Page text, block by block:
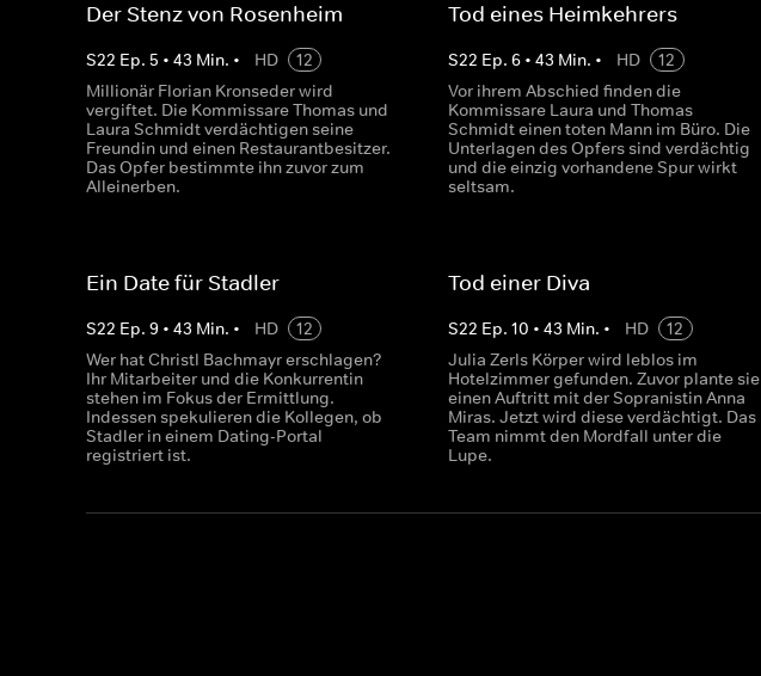
Der Stenz von Rosenheim
S22 Ep. 5 • 43 Min. • HD
12
Millionär Florian Kronseder wird
vergiftet. Die Kommissare Thomas und
Laura Schmidt verdächtigen seine
Freundin und einen Restaurantbesitzer.
Das Opfer bestimmte ihn zuvor zum
Alleinerben.
Tod eines Heimkehrers
S22 Ep.6 •43 Min. • HD
12
Vor ihrem Abschied finden die
Kommissare Laura und Thomas
Schmidt einen toten Mann im Büro. Die
Unterlagen des Opfers sind verdächtig
und die einzig vorhandene Spur wirkt
seltsam.
Ein Date für Stadler
S22 Ep. 9 • 43 Min. • HD
12
Wer hat Christl Bachmayr erschlagen?
Ihr Mitarbeiter und die Konkurrentin
stehen im Fokus der Ermittlung.
Indessen spekulieren die Kollegen, ob
Stadler in einem Dating-Portal
registriert ist.
Tod einer Diva
S22 Ep.10 •43 Min. • HD
12
Julia Zerls Körper wird leblos im
Hotelzimmer gefunden. Zuvor plante sie
einen Auftritt mit der Sopranistin Anna
Miras. Jetzt wird diese verdächtigt. Das
Team nimmt den Mordfall unter die
Lupe.